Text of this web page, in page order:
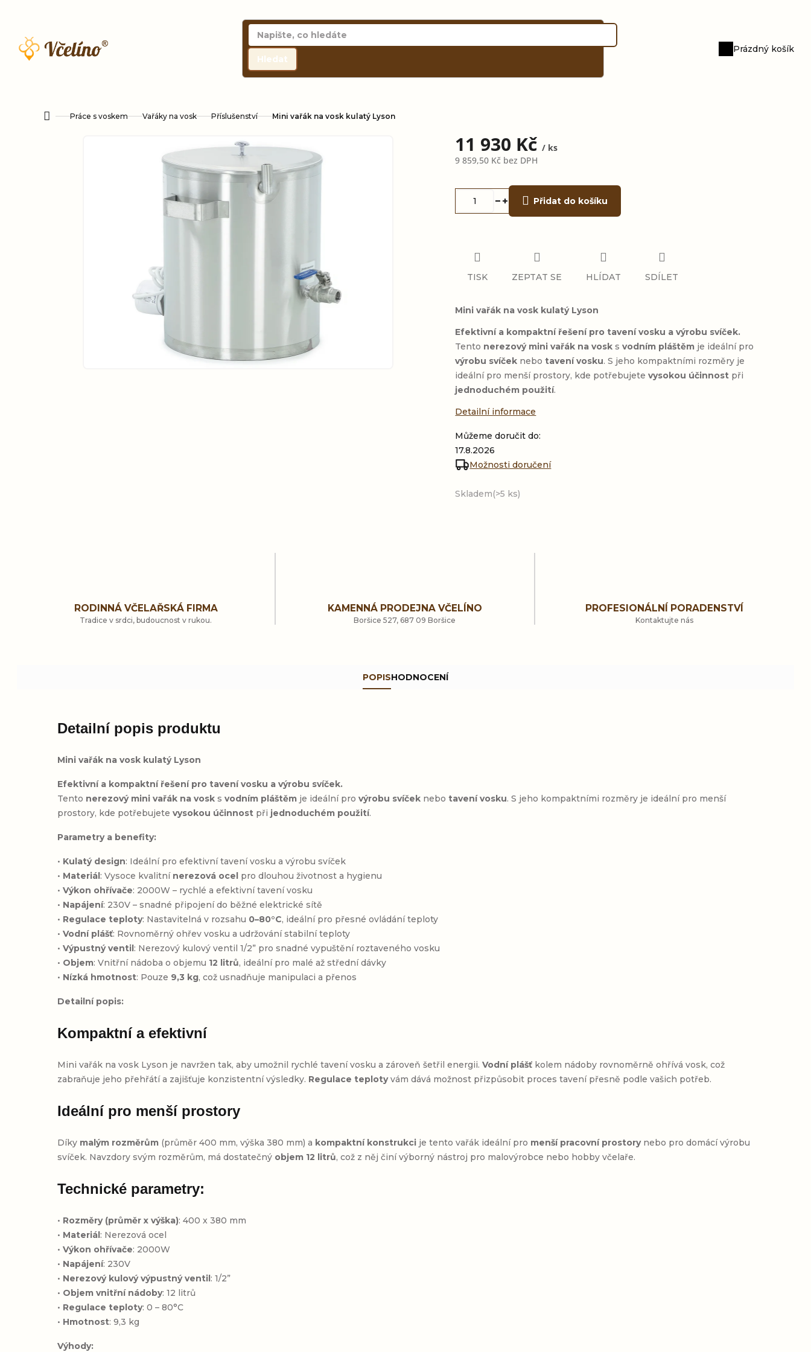
obsah
Hledat
Nákupní
Prázdný košík
DomůPráce s voskem Vařáky na vosk Příslušenství Mini vařák na vosk kulatý Lyson
11 930 Kč/ ks
9 859,50 Kč bez DPH
Skladem(>5 ks)
Můžeme doručit do:
17.8.2026
Možnosti doručení
Přidat do košíku
Mini vařák na vosk kulatý Lyson
Efektivní a kompaktní řešení pro tavení vosku a výrobu svíček.
Tento nerezový mini vařák na vosk svodním pláštěm je ideální pro
výrobu svíček nebotavení vosku. S jeho kompaktními rozměry je
ideální pro menší prostory, kde potřebujetevysokou účinnost při
jednoduchém použití.
Detailní informace
TISK ZEPTAT SE HLÍDAT SDÍLET
RODINNÁ VČELAŘSKÁ FIRMA
Tradice v srdci, budoucnost v rukou.
KAMENNÁ PRODEJNA VČELÍNO
Boršice 527, 687 09 Boršice
PROFESIONÁLNÍ PORADENSTVÍ
Kontaktujte nás
POPISHODNOCENÍ
Detailní popis produktu
Mini vařák na vosk kulatý Lyson
Efektivní a kompaktní řešení pro tavení vosku a výrobu svíček.
Tento nerezový mini vařák na vosk svodním pláštěm je ideální provýrobu svíček nebotavení vosku. S jeho kompaktními rozměry je ideální pro menší
prostory, kde potřebujetevysokou účinnost při jednoduchém použití.
Parametry a benefity:
• Kulatý design: Ideální pro efektivní tavení vosku a výrobu svíček
• Materiál : Vysoce kvalitní nerezová ocel pro dlouhou životnost a hygienu
•Výkon ohřívače: 2000W – rychlé a efektivní tavení vosku
• Napájení: 230V – snadné připojení do běžné elektrické sítě
• Regulace teploty: Nastavitelná v rozsahu 0–80°C, ideální pro přesné ovládání teploty
•Vodní plášť: Rovnoměrný ohřev vosku a udržování stabilní teploty
•Výpustný ventil : Nerezový kulový ventil 1/2” pro snadné vypuštění roztaveného vosku
• Objem: Vnitřní nádoba o objemu 12 litrů, ideální pro malé až střední dávky
• Nízká hmotnost: Pouze 9,3 kg, což usnadňuje manipulaci a přenos
Detailní popis:
Kompaktní a efektivní
Mini vařák na vosk Lyson je navržen tak, aby umožnil rychlé tavení vosku a zároveň šetřil energii.Vodní plášť kolem nádoby rovnoměrně ohřívá vosk, což
zabraňuje jeho přehřátí a zajišťuje konzistentní výsledky. Regulace teplotyvám dává možnost přizpůsobit proces tavení přesně podle vašich potřeb.
Ideální pro menší prostory
Díky malým rozměrům (průměr 400 mm, výška 380 mm) a kompaktní konstrukci je tento vařák ideální pro menší pracovní prostorynebo pro domácí výrobu
svíček. Navzdory svým rozměrům, má dostatečný objem 12 litrů, což z něj činí výborný nástroj pro malovýrobce nebo hobby včelaře.
Technické parametry:
• Rozměry (průměr x výška): 400 x 380 mm
• Materiál : Nerezová ocel
•Výkon ohřívače: 2000W
• Napájení: 230V
• Nerezový kulový výpustný ventil : 1/2”
• Objem vnitřní nádoby: 12 litrů
• Regulace teploty: 0 – 80°C
• Hmotnost: 9,3 kg
Výhody: